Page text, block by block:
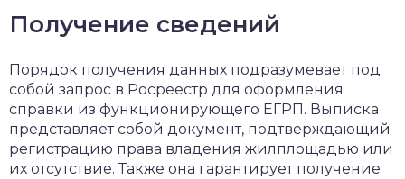
Получение сведений
Порядок получения данных подразумевает под
собой запрос в Росреестр для оформления
справки из функционирующего ЕГРП. Выписка
представляет собой документ, подтверждающий
регистрацию права владения жилплощадью или
их отсутствие. Также она гарантирует получение